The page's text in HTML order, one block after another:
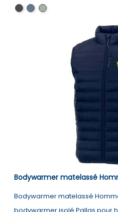
NoirMarine
Gris
Bodywarmer matelassé
Bodywarmer matelassé